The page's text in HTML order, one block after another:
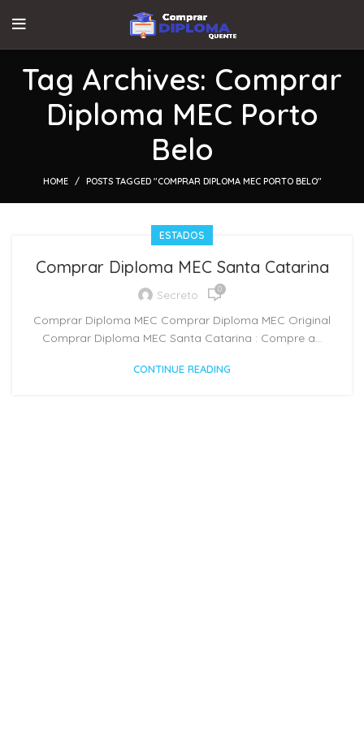
Tag Archives: Comprar
Diploma MEC Porto
Belo
HOME POSTS TAGGED "COMPRAR DIPLOMA MEC PORTO BELO"
ESTADOS
Comprar Diploma MEC Santa Catarina
Secreto 0
Comprar Diploma MEC Comprar Diploma MEC Original
Comprar Diploma MEC Santa Catarina : Compre a...
CONTINUE READING